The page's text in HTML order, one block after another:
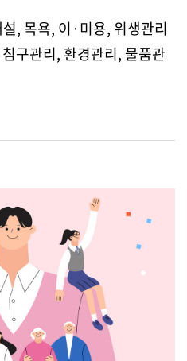
, 목욕, 이·미용, 위생관리
구관리, 환경관리, 물품관